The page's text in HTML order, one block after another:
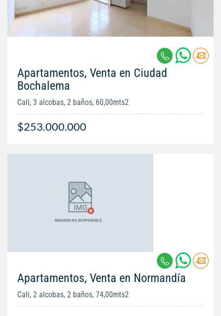
Apartamentos, Venta en Ciudad
Bochalema
Cali, 3 alcobas, 2 baños, 60,00mts2
$253.000.000
Apartamentos, Venta en Normandía
Cali, 2 alcobas, 2 baños, 74,00mts2